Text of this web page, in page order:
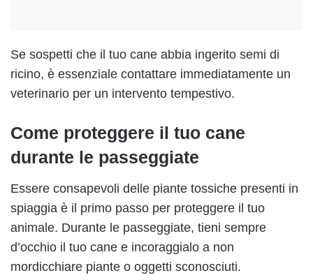
Se sospetti che il tuo cane abbia ingerito semi di
ricino, è essenziale contattare immediatamente un
veterinario per un intervento tempestivo.
Come proteggere il tuo cane
durante le passeggiate
Essere consapevoli delle piante tossiche presenti in
spiaggia è il primo passo per proteggere il tuo
animale. Durante le passeggiate, tieni sempre
d’occhio il tuo cane e incoraggialo a non
mordicchiare piante o oggetti sconosciuti.